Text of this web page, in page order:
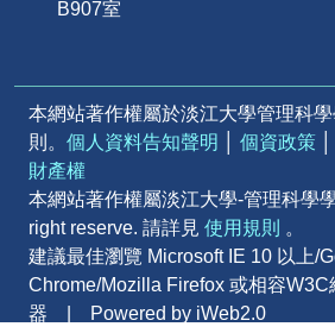
B907室
本網站著作權屬於淡江大學管理科
則。 個人資料告知聲明 個資政策
財產權
本網站著作權屬淡江大學-管理科學
right reserve. 請詳見 使用規則 。
建議最佳瀏覽 Microsoft IE 10 以上/
Chrome/Mozilla Firefox 或相容W3C
器 | Powered by iWeb2.0